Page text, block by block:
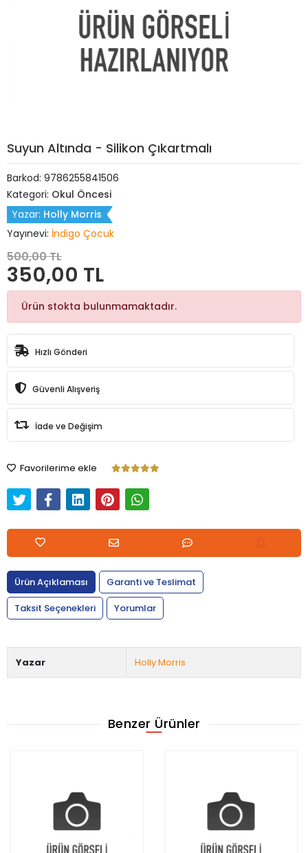
Suyun Altında - Silikon Çıkartmalı
Barkod: 9786255841506
Kategori: Okul Öncesi
Yazar: Holly Morris
Yayınevi: İndigo Çocuk
500,00 TL
350,00 TL
Ürün stokta bulunmamaktadır.
Hızlı Gönderi
Güvenli Alışveriş
İade ve Değişim
Favorilerime ekle
Ürün Açıklaması
Garanti ve Teslimat
Taksit Seçenekleri
Yorumlar
Yazar Holly Morris
Benzer Ürünler